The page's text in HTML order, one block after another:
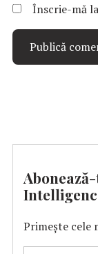
Înscrie-mă
Primește cele